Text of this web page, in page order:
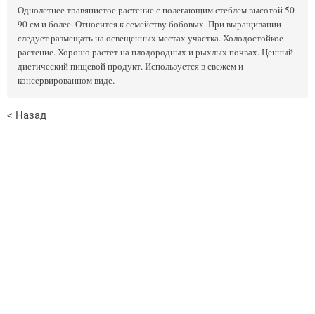
Однолетнее травянистое растение с полегающим стеблем высотой 50-
90 см и более. Относится к семейству бобовых. При выращивании
следует размещать на освещенных местах участка. Холодостойкое
растение. Хорошо растет на плодородных и рыхлых почвах. Ценный
диетический пищевой продукт. Используется в свежем и
консервированном виде.
< Назад